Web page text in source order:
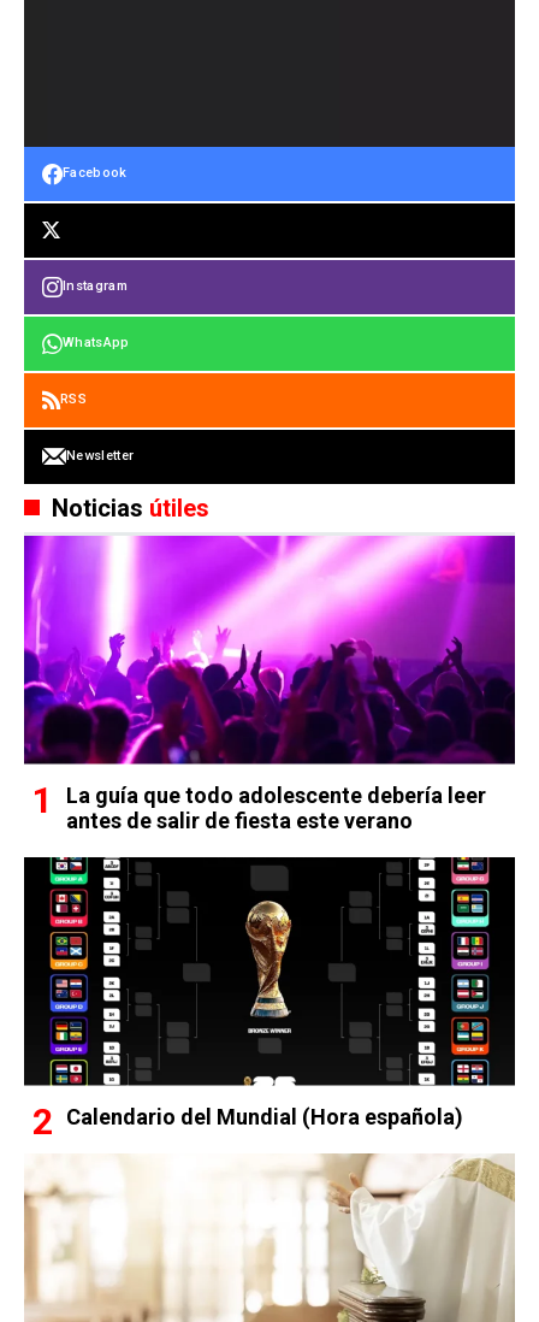
Facebook
Instagram
WhatsApp
RSS
Newsletter
Noticias útiles
La guía que todo adolescente debería leer
antes de salir de fiesta este verano
Calendario del Mundial (Hora española)